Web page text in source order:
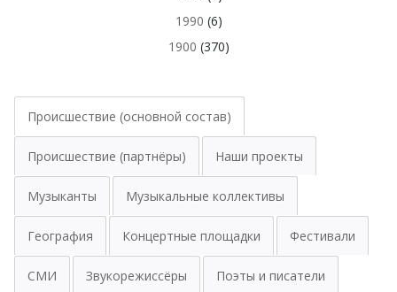
1990 (6)
1900 (370)
Происшествие (основной состав)
Происшествие (партнёры) Наши проекты
Музыканты Музыкальные коллективы
География Концертные площадки Фестивали
СМИ Звукорежиссёры Поэты и писатели